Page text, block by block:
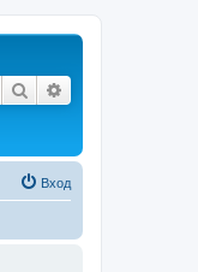
Поиск
Вход